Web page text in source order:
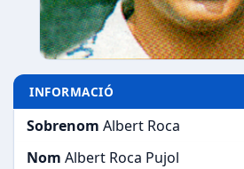
INFORMACIÓ
Sobrenom Albert Roca
Nom Albert Roca Pujol